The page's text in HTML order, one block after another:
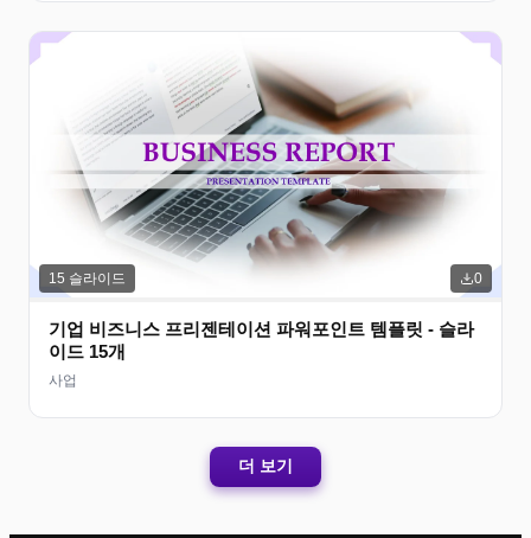
15 슬라이드 0
기업 비즈니스 프리젠테이션 파워포인트 템플릿 - 슬라
이드 15개
사업
더 보기